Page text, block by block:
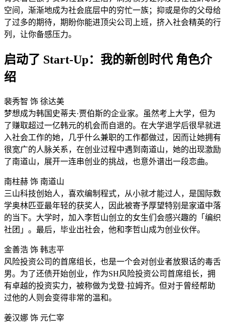
空间，渐渐地成为社会底层中的穷忙一族；抑或是你的父母给
了过多的期待，期盼你能进顶尖公司上班，挤入社会精英的行
列，让你备感压力。
启动了 Start-Up：我的新创时代 角色介
绍
裴秀智 饰 徐达美
梦想成为韩国史蒂夫·贾伯斯的企业家。虽然考上大学，但为
了赚取超过一亿韩元的机会而自退的。在大学退学后很早就进
入社会工作的她，几乎什么兼职的工作都做过，因而让她拥有
很宽广的人脉关系，在创业过程中遇到南道山，她的出现激励
了南道山，展开一连串创业的挑战，也意外谱出一段恋曲。
南柱赫 饰 南道山
三山科技创始人，喜欢编制程式，从小就才能过人，是国际数
学奥林匹亚最年轻的获奖人，因此被寄予厚望特别是家道中落
的当下。大学时，加入李哲山创立的女生们会感兴趣的「编织
社团」。最后，毕业出社会，他和李哲山成为创业伙伴。
金善浩 饰 韩志平
风险投资公司的首席组长，也是一个会对创业者放狠话的毒舌
男。为了还债开始创业，作为SH风险投资公司首席组长，拥
有卓越的投资实力，被称做为戈登·拉姆齐。但对于曾经帮助
过他的人则会变得非常的温和。
姜汉娜 饰 元仁宰